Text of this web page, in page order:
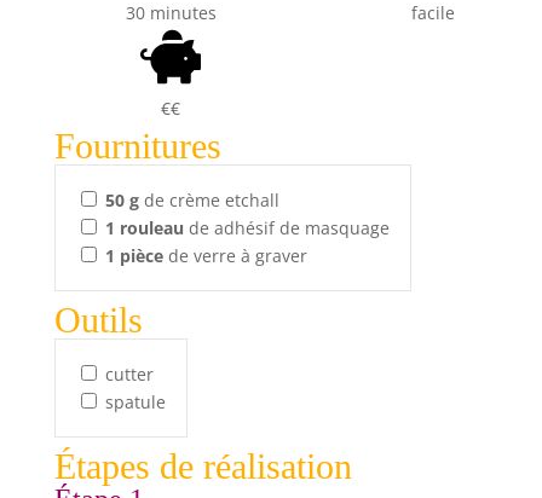
30 minutes facile
€€
Fournitures
50 gde crème etchall
1 rouleau de adhésif de masquage
1 piècede verre à graver
Outils
cutter
spatule
Étapes de réalisation